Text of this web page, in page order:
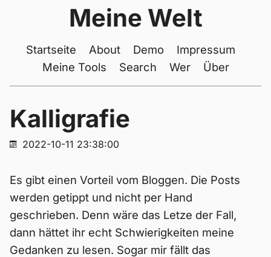
Meine Welt
Startseite About Demo
Impressum
Meine Tools
Search Wer Über
Kalligrafie
2022-10-11 23:38:00
Es gibt einen Vorteil vom Bloggen. Die Posts
werden getippt und nicht per Hand
geschrieben. Denn wäre das Letze der Fall,
dann hättet ihr echt Schwierigkeiten meine
Gedanken zu lesen. Sogar mir fällt das